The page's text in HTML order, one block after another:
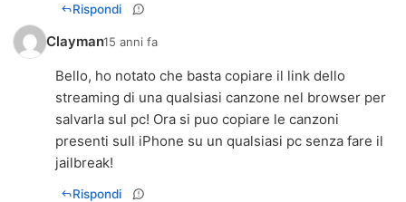
Rispondi
Clayman15 anni fa
Bello, ho notato che basta copiare il link dello
streaming di una qualsiasi canzone nel browser per
salvarla sul pc! Ora si puo copiare le canzoni
presenti sull iPhone su un qualsiasi pc senza fare il
jailbreak!
Rispondi